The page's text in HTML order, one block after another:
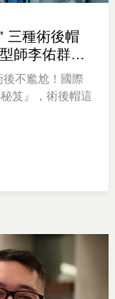
三種術後帽
師李佑群老
不尷尬！國際
笈』，術後帽這